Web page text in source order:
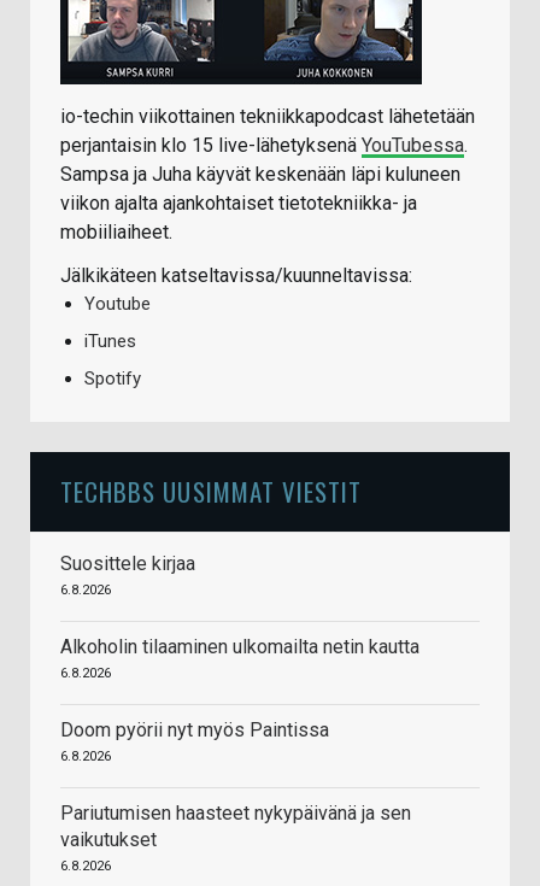
io-techin viikottainen tekniikkapodcast lähetetään
perjantaisin klo 15 live-lähetyksenä YouTubessa.
Sampsa ja Juha käyvät keskenään läpi kuluneen
viikon ajalta ajankohtaiset tietotekniikka- ja
mobiiliaiheet.
Jälkikäteen katseltavissa/kuunneltavissa:
Youtube
iTunes
Spotify
TECHBBS UUSIMMAT VIESTIT
Suosittele kirjaa
6.8.2026
Alkoholin tilaaminen ulkomailta netin kautta
6.8.2026
Doom pyörii nyt myös Paintissa
6.8.2026
Pariutumisen haasteet nykypäivänä ja sen
vaikutukset
6.8.2026